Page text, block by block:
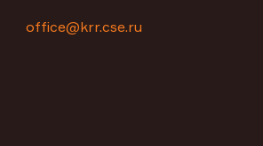
office@krr.cse.ru